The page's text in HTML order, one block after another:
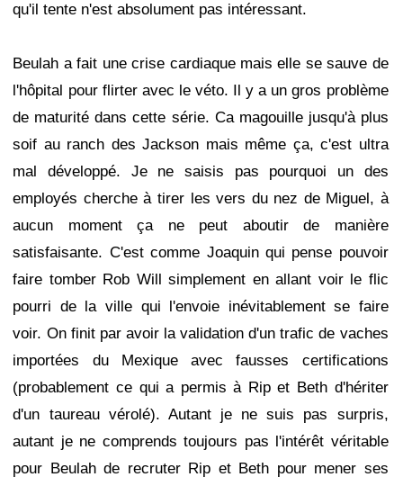
qu'il tente n'est absolument pas intéressant.
Beulah a fait une crise cardiaque mais elle se sauve de
l'hôpital pour flirter avec le véto. Il y a un gros problème
de maturité dans cette série. Ca magouille jusqu'à plus
soif au ranch des Jackson mais même ça, c'est ultra
mal développé. Je ne saisis pas pourquoi un des
employés cherche à tirer les vers du nez de Miguel, à
aucun moment ça ne peut aboutir de manière
satisfaisante. C'est comme Joaquin qui pense pouvoir
faire tomber Rob Will simplement en allant voir le flic
pourri de la ville qui l'envoie inévitablement se faire
voir. On finit par avoir la validation d'un trafic de vaches
importées du Mexique avec fausses certifications
(probablement ce qui a permis à Rip et Beth d'hériter
d'un taureau vérolé). Autant je ne suis pas surpris,
autant je ne comprends toujours pas l'intérêt véritable
pour Beulah de recruter Rip et Beth pour mener ses